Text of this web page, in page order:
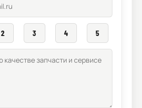
2 3 4 5